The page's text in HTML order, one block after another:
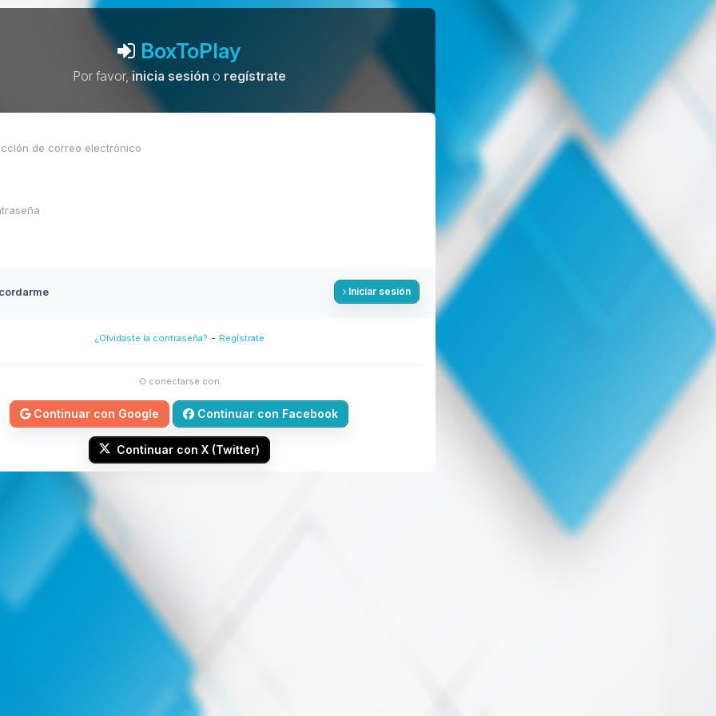
BoxToPlay
Por favor,inicia sesión o regístrate
Iniciar sesión
¿Olvidaste la contraseña? - Regístrate
O conectarse con
Continuar con Google Continuar con Facebook
Continuar con X (Twitter)